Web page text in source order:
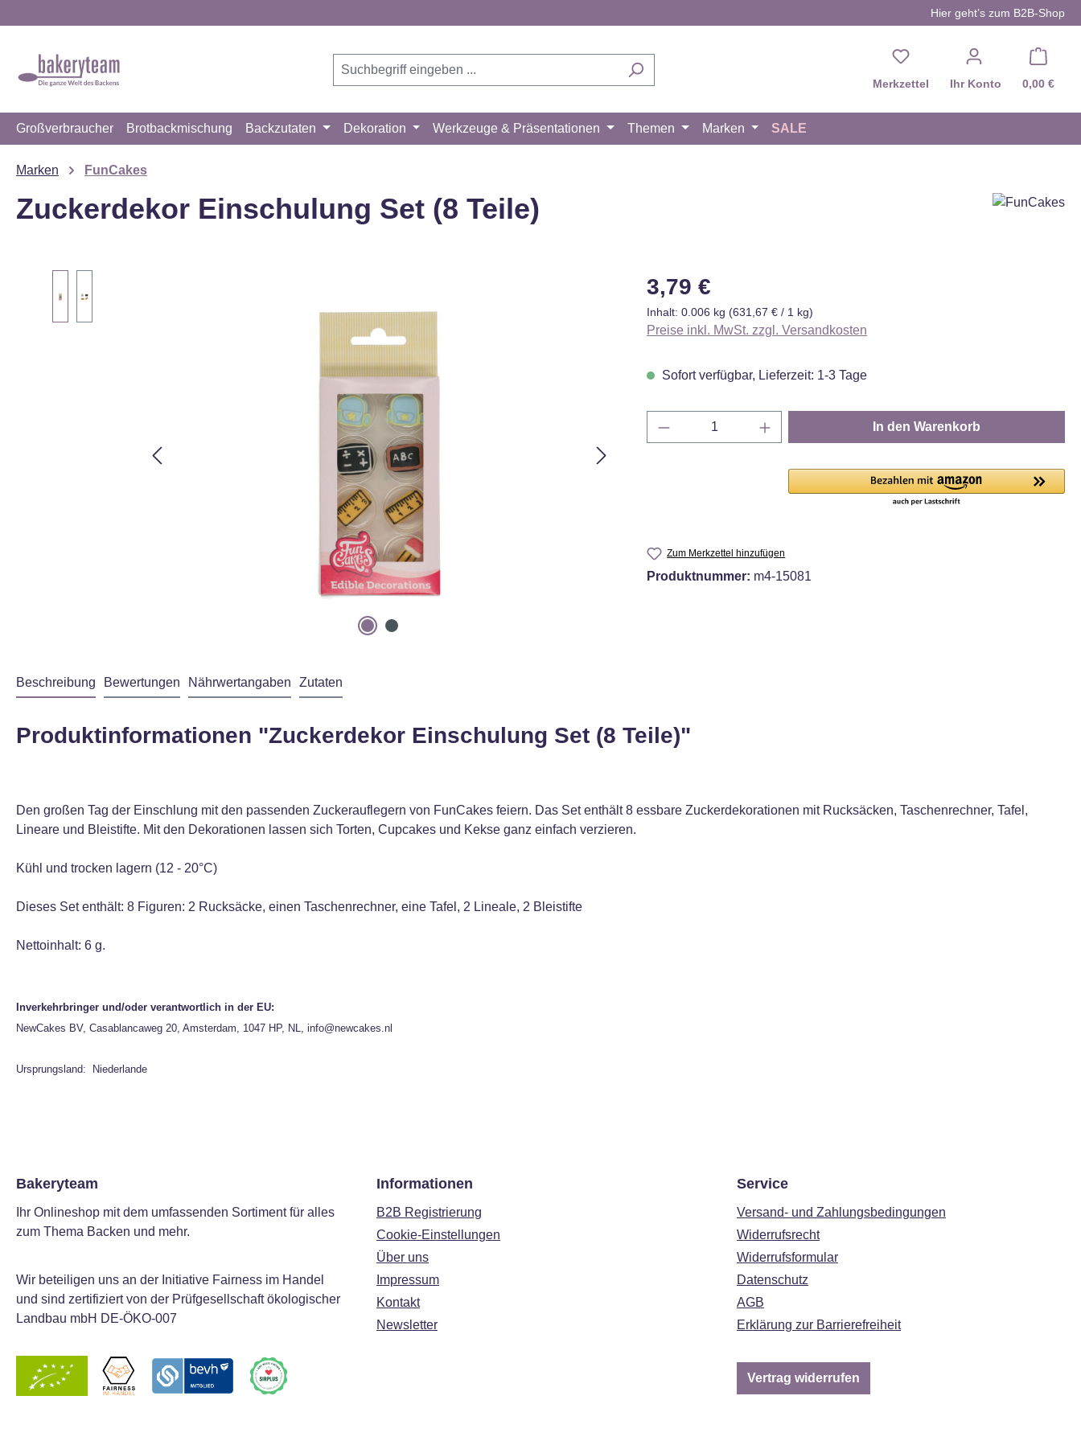
Hier geht’s zum B2B-Shop
Merkzettel Du hast 0 Produkte auf
Ihr Konto 0,00 €
Großverbraucher Brotbackmischung Backzutaten Dekoration Werkzeuge & Präsentationen Themen Marken SALE
Marken FunCakes
Zuckerdekor Einschulung Set (8 Teile)
Regulärer Preis:
3,79 €
Inhalt: 0.006 kg (631,67 € / 1 kg)
Preise inkl. MwSt. zzgl. Versandkosten
Sofort verfügbar, Lieferzeit: 1-3 Tage
Produkt Anzahl: Gib den gewünschten Wert ein
In den Warenkorb
Zum Merkzettel hinzufügen
Produktnummer: m4-15081
Beschreibung Bewertungen Nährwertangaben Zutaten
Produktinformationen "Zuckerdekor Einschulung Set (8 Teile)"
Den großen Tag der Einschlung mit den passenden Zuckerauflegern von FunCakes feiern. Das Set enthält 8 essbare Zuckerdekorationen mit Rucksäcken, Taschenrechner, Tafel,
Lineare und Bleistifte. Mit den Dekorationen lassen sich Torten, Cupcakes und Kekse ganz einfach verzieren.
Kühl und trocken lagern (12 - 20°C)
Dieses Set enthält: 8 Figuren: 2 Rucksäcke, einen Taschenrechner, eine Tafel, 2 Lineale, 2 Bleistifte
Nettoinhalt: 6 g.
Inverkehrbringer und/oder verantwortlich in der EU:
NewCakes BV, Casablancaweg 20, Amsterdam, 1047 HP, NL, info@newcakes.nl
Ursprungsland: Niederlande
Bakeryteam
Ihr Onlineshop mit dem umfassenden Sortiment für alles
zum Thema Backen und mehr.
Wir beteiligen uns an der Initiative Fairness im Handel
und sind zertifiziert von der Prüfgesellschaft ökologischer
Landbau mbH DE-ÖKO-007
Informationen
B2B Registrierung
Cookie-Einstellungen
Über uns
Impressum
Kontakt
Newsletter
Service
Versand- und Zahlungsbedingungen
Widerrufsrecht
Widerrufsformular
Datenschutz
AGB
Erklärung zur Barrierefreiheit
Vertrag widerrufen